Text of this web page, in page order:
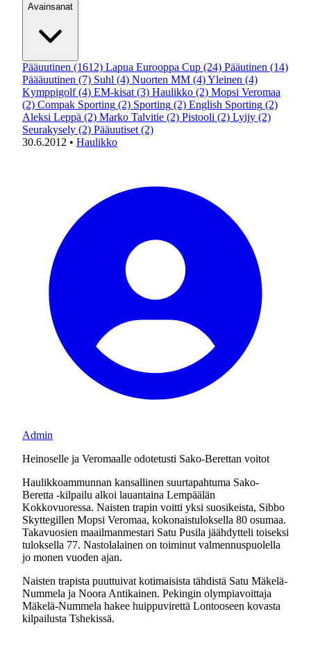
Avainsanat
Pääuutinen (1612) Lapua Eurooppa Cup (24) Pääutinen (14)
Päääuutinen (7) Suhl (4) Nuorten MM (4)Yleinen (4)
Kymppigolf (4) EM-kisat (3) Haulikko (2) Mopsi Veromaa
(2) Compak Sporting (2) Sporting (2) English Sporting (2)
Aleksi Leppä (2) Marko Talvitie (2) Pistooli (2) Lyijy (2)
Seurakysely (2) Pääuutiset (2)
30.6.2012 • Haulikko
Admin
Heinoselle ja Veromaalle odotetusti Sako-Berettan voitot
Haulikkoammunnan kansallinen suurtapahtuma Sako-
Beretta -kilpailu alkoi lauantaina Lempäälän
Kokkovuoressa. Naisten trapin voitti yksi suosikeista, Sibbo
Skyttegillen Mopsi Veromaa, kokonaistuloksella 80 osumaa.
Takavuosien maailmanmestari Satu Pusila jäähdytteli toiseksi
tuloksella 77. Nastolalainen on toiminut valmennuspuolella
jo monen vuoden ajan.
Naisten trapista puuttuivat kotimaisista tähdistä Satu Mäkelä-
Nummela ja Noora Antikainen. Pekingin olympiavoittaja
Mäkelä-Nummela hakee huippuvirettä Lontooseen kovasta
kilpailusta Tshekissä.